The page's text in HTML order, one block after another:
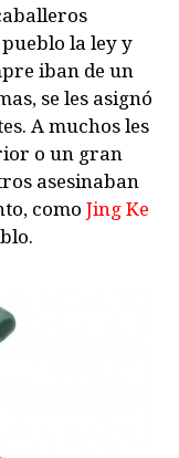
la ley y
iban de un
se les asignó
A muchos les
o un gran
asesinaban
como Jing Ke